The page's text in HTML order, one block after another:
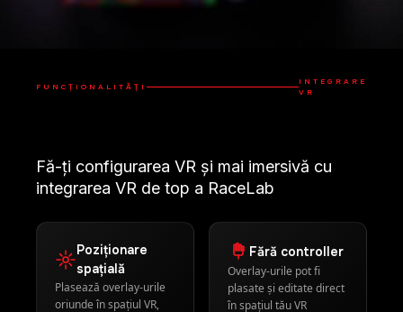
oriunde în spațiul VR,
ajustează transparența
și curbura lor și chiar
vizual
în spațiul tău VR
folosind mouse-ul și